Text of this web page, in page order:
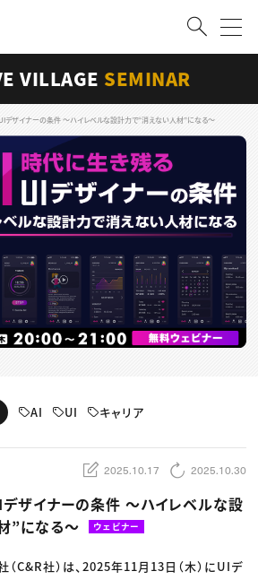
会員登録
す
検索
ム トップ
ュー
ップ
VILLAGE SEMINAR
デザイナーの条件 〜ハイレベルな設計力で“消えない人材”になる〜
AI UI キャリア
2025.10.17 2025.10.30
ザイナーの条件 〜ハイレベルな設
”になる〜
ウェビナー
（C&R社）は、2025年11月13日（木）にUIデ